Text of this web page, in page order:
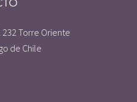
232 Torre Oriente
de Chile